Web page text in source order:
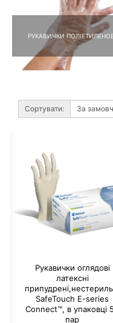
РУКАВИЧКИ
Сортувати:
Рукавички оглядові
латексні
SafeTouch E-series
Connect™, в упаковці
пар